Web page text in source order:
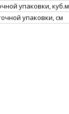
упаковки, куб.м
упаковки, см